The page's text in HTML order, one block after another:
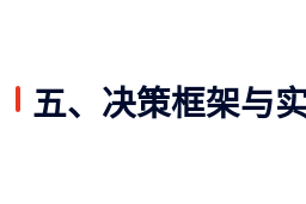
五、决策框架与